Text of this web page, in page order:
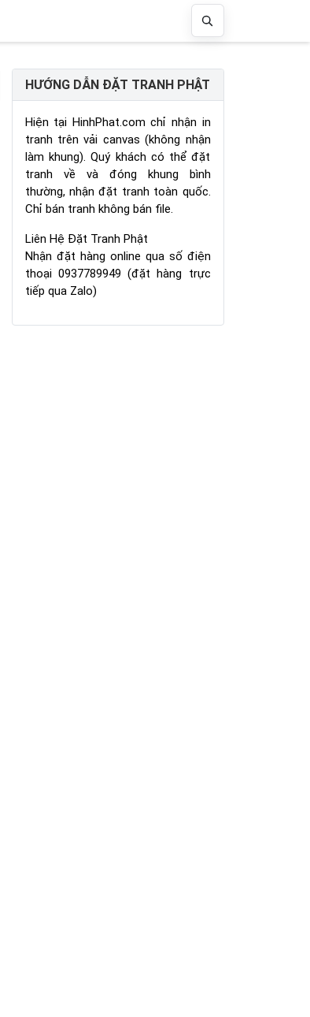
HƯỚNG DẪN ĐẶT TRANH PHẬT
Hiện tại HinhPhat.com chỉ nhận in
tranh trên vải canvas (không nhận
làm khung). Quý khách có thể đặt
tranh về và đóng khung bình
thường, nhận đặt tranh toàn quốc.
Chỉ bán tranh không bán file.
Liên Hệ Đặt Tranh Phật
Nhận đặt hàng online qua số điện
thoại 0937789949 (đặt hàng trực
tiếp qua Zalo)